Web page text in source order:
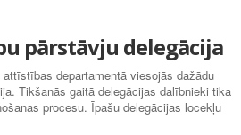
pārstāvju delegācija
departamentā viesojās dažādu
Tikšanās gaitā delegācijas dalībnieki tika
procesu. Īpašu delegācijas locekļu